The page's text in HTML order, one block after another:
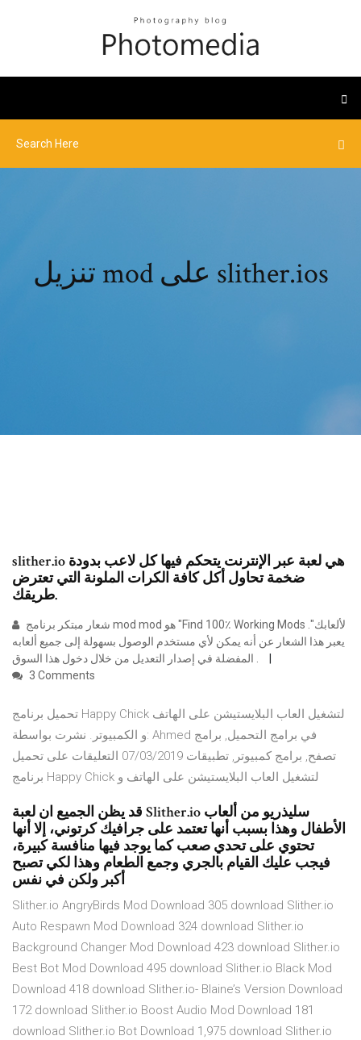
تنزيل mod على slither.ios
slither.io هي لعبة عبر الإنترنت يتحكم فيها كل لاعب بدودة
ضخمة تحاول أكل كافة الكرات الملونة التي تعترض
طريقك.
يعبر هذا الشعار عن أنه يمكن لأي مستخدم الوصول بسهولة إلى جميع ألعابه
المفضلة في إصدار التعديل من خلال دخول هذا السوق .
3 Comments
تحميل برنامج Happy Chick لتشغيل العاب البلايستيشن على الهاتف
و الكمبيوتر. نشرت بواسطة: Ahmed في برامج التحميل, برامج
تصفح, برامج كمبيوتر, تطبيقات 07/03/2019 التعليقات على تحميل
برنامج Happy Chick لتشغيل العاب البلايستيشن على الهاتف و
قد يظن الجميع ان لعبة Slither.io سليذريو من ألعاب
الأطفال وهذا بسبب أنها تعتمد على جرافيك كرتوني، إلا أنها
تحتوي على تحدي صعب كما يوجد فيها منافسة كبيرة،
فيجب عليك القيام بالجري وجمع الطعام وهذا لكي تصبح
أكبر ولكن في نفس
Slither.io AngryBirds Mod Download 305 download Slither.io
Auto Respawn Mod Download 324 download Slither.io
Background Changer Mod Download 423 download Slither.io
Best Bot Mod Download 495 download Slither.io Black Mod
Download 418 download Slither.io- Blaine’s Version Download
172 download Slither.io Boost Audio Mod Download 181
download Slither.io Bot Download 1,975 download Slither.io